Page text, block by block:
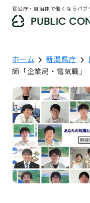
官公庁・自治体で働くならパブ
ホーム 新潟県庁
師「企業局・電気職」